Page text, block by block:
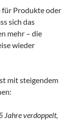
für Produkte oder
sich das
mehr – die
wieder
mit steigendem
Jahre verdoppelt,